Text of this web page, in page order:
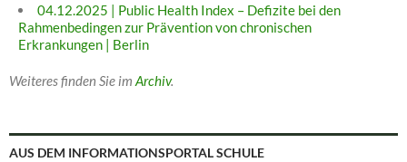
04.12.2025 | Public Health Index – Defizite bei den
Rahmenbedingen zur Prävention von chronischen
Erkrankungen | Berlin
Weiteres finden Sie im Archiv.
AUS DEM INFORMATIONSPORTAL SCHULE